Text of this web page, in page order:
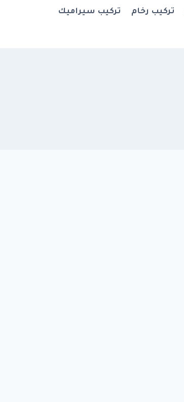
تركيب رخام تركيب سيراميك